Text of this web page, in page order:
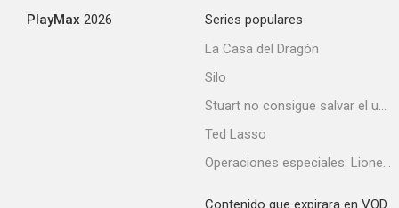
PlayMax 2026
Series populares
La Casa del Dragón
Silo
Stuart no consigue salvar el universo
Ted Lasso
Operaciones especiales: Lioness
Contenido que expirara en VOD